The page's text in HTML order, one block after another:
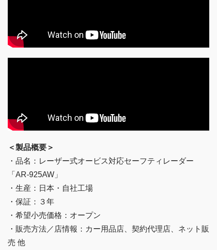
＜製品概要＞
・品名：レーザー式オービス対応セーフティレーダー
「AR-925AW」
・生産：日本・自社工場
・保証：３年
・希望小売価格：オープン
・販売方法／店情報：カー用品店、契約代理店、ネット販
売 他